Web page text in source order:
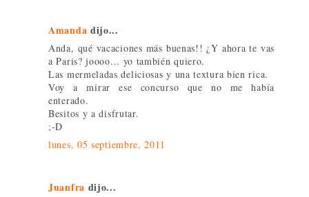
Amanda dijo...
Anda, qué vacaciones más buenas!! ¿Y ahora te vas
a Paris? joooo... yo también quiero.
Las mermeladas deliciosas y una textura bien rica.
Voy a mirar ese concurso que no me había
enterado.
Besitos y a disfrutar.
;-D
lunes, 05 septiembre, 2011
Juanfra dijo...